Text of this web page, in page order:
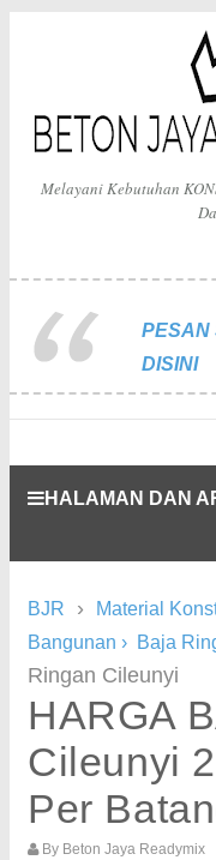
Melayani Kebutuhan
PESAN
DISINI
HALAMAN DAN
BJR › Material
Bangunan › Baja
Ringan Cileunyi
HARGA
Cileunyi
Per
By Beton Jaya Readymix